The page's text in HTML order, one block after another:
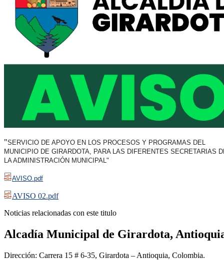
​"SERVICIO DE APOYO EN LOS PROCESOS Y PROGRAMAS DEL
MUNICIPIO DE GIRARDOTA, PARA LAS DIFERENTES SECRETARIAS
LA ADMINISTRACIÓN MUNICIPAL"
AVISO.pdf
AVISO 02.pdf
Noticias relacionadas con este titulo
Alcadía Municipal de Girardota,
Dirección: Carrera 15 # 6-35, Girardota – Antioquia, Colombia.